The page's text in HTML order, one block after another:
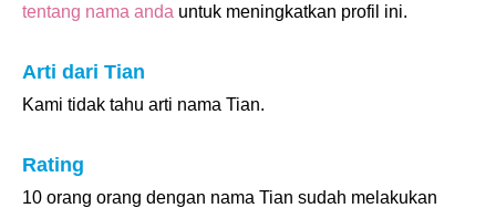
tentang nama anda untuk meningkatkan profil ini.
Arti dari Tian
Kami tidak tahu arti nama Tian.
Rating
10 orang orang dengan nama Tian sudah melakukan